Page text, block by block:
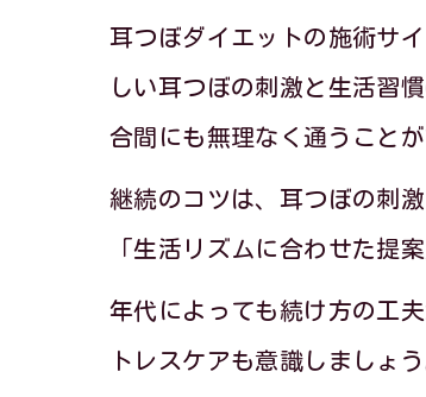
耳つぼダイエットの施術サ
しい耳つぼの刺激と生活習
合間にも無理なく通うことが
継続のコツは、耳つぼの刺
「生活リズムに合わせた提
年代によっても続け方の工
トレスケアも意識しましょ